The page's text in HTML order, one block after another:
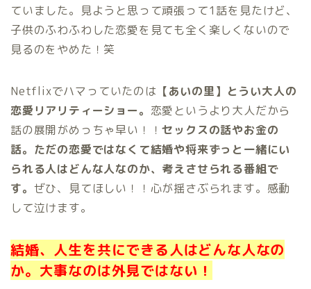
ていました。見ようと思って頑張って1話を見たけど、
子供のふわふわした恋愛を見ても全く楽しくないので
見るのをやめた！笑
Netflixでハマっていたのは 【あいの里】とうい大人の
恋愛リアリティーショー。 恋愛というより大人だから
話の展開がめっちゃ早い！！セックスの話やお金の
話。ただの恋愛ではなくて結婚や将来ずっと一緒にい
られる人はどんな人なのか、考えさせられる番組で
す。 ぜひ、見てほしい！！心が揺さぶられます。感動
して泣けます。
結婚、人生を共にできる人はどんな人なの
か。大事なのは外見ではない！